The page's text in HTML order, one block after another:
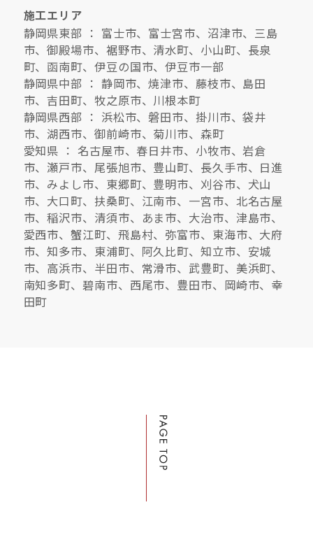
施工エリア
静岡県東部 ： 富士市、富士宮市、沼津市、三島
市、御殿場市、裾野市、清水町、小山町、長泉
町、函南町、伊豆の国市、伊豆市一部
静岡県中部 ： 静岡市、焼津市、藤枝市、島田
市、吉田町、牧之原市、川根本町
静岡県西部 ： 浜松市、磐田市、掛川市、袋井
市、湖西市、御前崎市、菊川市、森町
愛知県 ： 名古屋市、春日井市、小牧市、岩倉
市、瀬戸市、尾張旭市、豊山町、長久手市、日進
市、みよし市、東郷町、豊明市、刈谷市、犬山
市、大口町、扶桑町、江南市、一宮市、北名古屋
市、稲沢市、清須市、あま市、大治市、津島市、
愛西市、蟹江町、飛島村、弥富市、東海市、大府
市、知多市、東浦町、阿久比町、知立市、安城
市、高浜市、半田市、常滑市、武豊町、美浜町、
南知多町、碧南市、西尾市、豊田市、岡崎市、幸
田町